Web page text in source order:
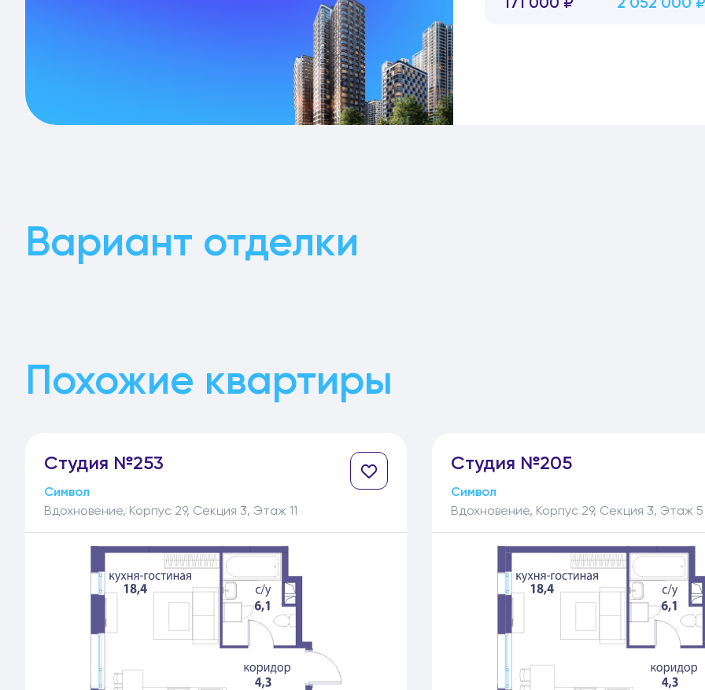
Вариант отделки
Похожие квартиры
Студия №253
Символ
Вдохновение, Корпус 29, Секция 3, Этаж 11
Студия №205
Символ
Вдохновение, Корпус 29, Секция 3, Этаж 5